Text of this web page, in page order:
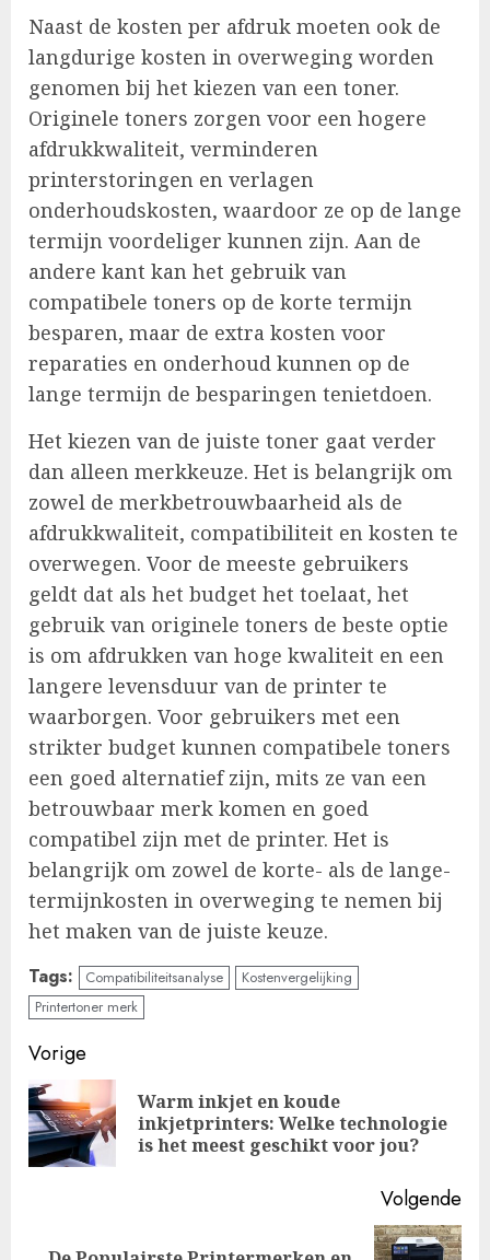
Naast de kosten per afdruk moeten ook de
langdurige kosten in overweging worden
genomen bij het kiezen van een toner.
Originele toners zorgen voor een hogere
afdrukkwaliteit, verminderen
printerstoringen en verlagen
onderhoudskosten, waardoor ze op de lange
termijn voordeliger kunnen zijn. Aan de
andere kant kan het gebruik van
compatibele toners op de korte termijn
besparen, maar de extra kosten voor
reparaties en onderhoud kunnen op de
lange termijn de besparingen tenietdoen.
Het kiezen van de juiste toner gaat verder
dan alleen merkkeuze. Het is belangrijk om
zowel de merkbetrouwbaarheid als de
afdrukkwaliteit, compatibiliteit en kosten te
overwegen. Voor de meeste gebruikers
geldt dat als het budget het toelaat, het
gebruik van originele toners de beste optie
is om afdrukken van hoge kwaliteit en een
langere levensduur van de printer te
waarborgen. Voor gebruikers met een
strikter budget kunnen compatibele toners
een goed alternatief zijn, mits ze van een
betrouwbaar merk komen en goed
compatibel zijn met de printer. Het is
belangrijk om zowel de korte- als de lange-
termijnkosten in overweging te nemen bij
het maken van de juiste keuze.
Tags: Compatibiliteitsanalyse
Kostenvergelijking
Printertoner merk
Doorgaan
met
lezen
Vorige
Warm inkjet en koude
inkjetprinters: Welke technologie
is het meest geschikt voor jou?
Volgende